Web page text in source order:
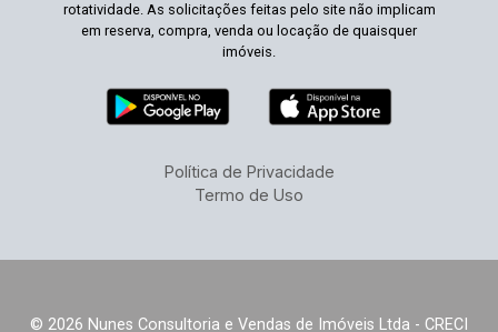
rotatividade. As solicitações feitas pelo site não implicam
em reserva, compra, venda ou locação de quaisquer
imóveis.
Política de Privacidade
Termo de Uso
© 2026 Nunes Consultoria e Vendas de Imóveis Ltda - CRECI